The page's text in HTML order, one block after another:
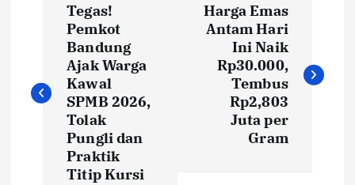
s
t
Tegas!
Pemkot
Bandung
Ajak Warga
Kawal
SPMB 2026,
Tolak
Pungli dan
Praktik
Titip Kursi
Harga Emas
Antam Hari
Ini Naik
Rp30.000,
Tembus
Rp2,803
Juta per
Gram